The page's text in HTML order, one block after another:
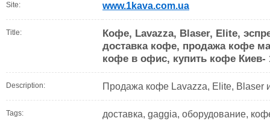
Site: www.1kava.com.ua
Title:
Кофе, Lavazza, Blaser, Elite,
доставка кофе, продажа кофе
кофе в офис, купить кофе Киев-
Description: Продажа кофе Lavazza, Elite, Blaser
Tags:
доставка, gaggia, оборудование,